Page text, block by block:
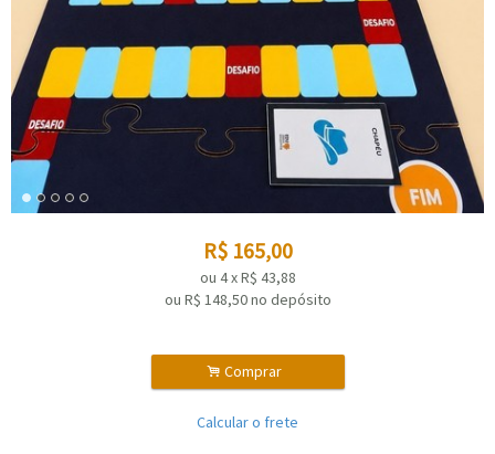
R$ 165,00
ou 4xR$ 43,88
ou R$ 148,50no depósito
. Comprar
Calcular o frete